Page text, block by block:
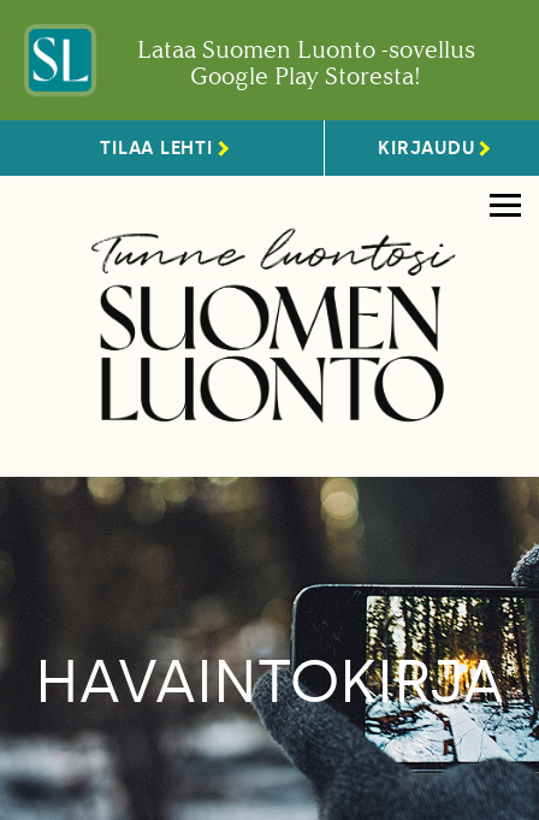
Lataa Suomen Luonto -sovellus
Google Play Storesta!
TILAA LEHTI KIRJAUDU
HAVAINTOKIRJA